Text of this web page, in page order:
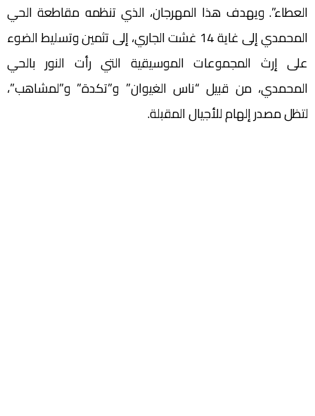
العطاء”. ويهدف هذا المهرجان، الذي تنظمه مقاطعة الحي
المحمدي إلى غاية 14 غشت الجاري، إلى تثمين وتسليط الضوء
على إرث المجموعات الموسيقية التي رأت النور بالحي
المحمدي، من قبيل “ناس الغيوان” و”تكدة” و”لمشاهب”،
لتظل مصدر إلهام للأجيال المقبلة.